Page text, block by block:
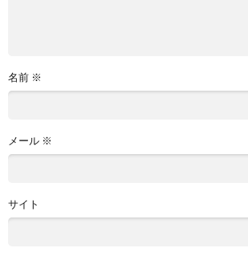
名前 ※
メール ※
サイト